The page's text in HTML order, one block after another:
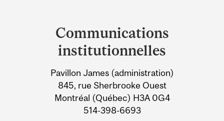
University
Information
Communications
institutionnelles
Pavillon James (administration)
845, rue Sherbrooke Ouest
Montréal (Québec) H3A 0G4
514-398-6693